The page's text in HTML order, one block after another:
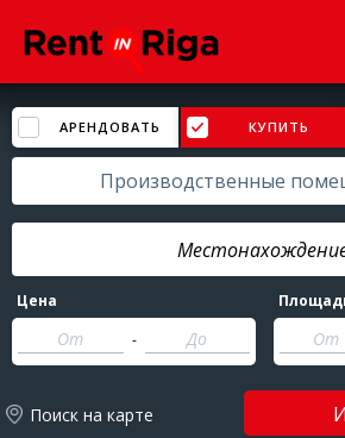
АРЕНДОВАТЬ КУПИТЬ
Производственные
Цена
-
Поиск на карте